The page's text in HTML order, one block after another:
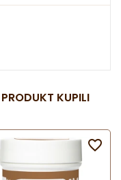
KUPILI
